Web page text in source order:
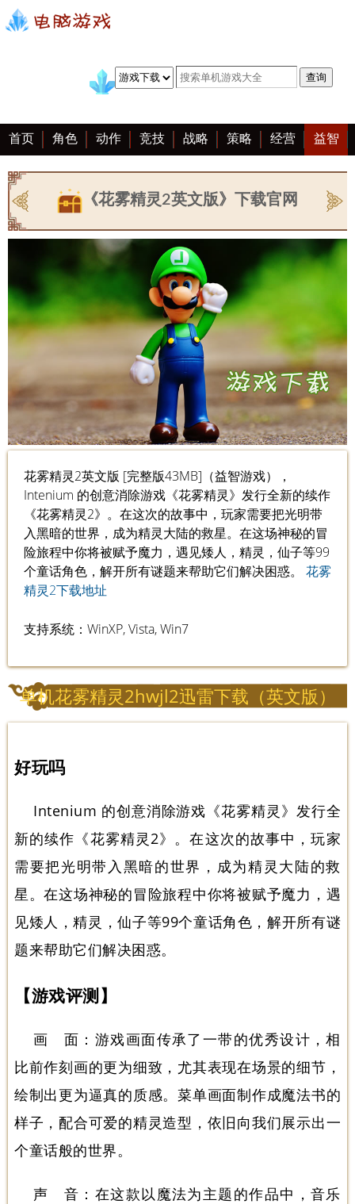
首页 角色 动作 竞技 战略 策略 经营 益智
冒险 棋牌 赛车 手游 恋爱 客户端 大全
《花雾精灵2英文版》下载官网
花雾精灵2英文版 [完整版43MB]（益智游戏），
Intenium 的创意消除游戏《花雾精灵》发行全新的续作
《花雾精灵2》。在这次的故事中，玩家需要把光明带
入黑暗的世界，成为精灵大陆的救星。在这场神秘的冒
险旅程中你将被赋予魔力，遇见矮人，精灵，仙子等99
个童话角色，解开所有谜题来帮助它们解决困惑。 花雾
精灵2下载地址
支持系统：WinXP, Vista, Win7
单机花雾精灵2hwjl2迅雷下载（英文版）
好玩吗
Intenium 的创意消除游戏《花雾精灵》发行全
新的续作《花雾精灵2》。在这次的故事中，玩家
需要把光明带入黑暗的世界，成为精灵大陆的救
星。在这场神秘的冒险旅程中你将被赋予魔力，遇
见矮人，精灵，仙子等99个童话角色，解开所有谜
题来帮助它们解决困惑。
【游戏评测】
画 面：游戏画面传承了一带的优秀设计，相
比前作刻画的更为细致，尤其表现在场景的细节，
绘制出更为逼真的质感。菜单画面制作成魔法书的
样子，配合可爱的精灵造型，依旧向我们展示出一
个童话般的世界。
声 音：在这款以魔法为主题的作品中，音乐